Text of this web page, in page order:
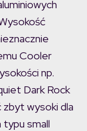
Cooler
np.
Dark Rock
wysoki dla
small